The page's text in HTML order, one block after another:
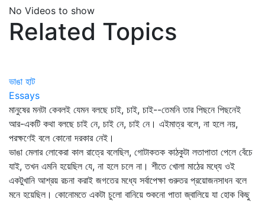
No Videos to show
Related Topics
ভাঙা হাট
Essays
মানুষের মনটা কেবলই যেমন বলছে চাই, চাই, চাই--তেমনি তার পিছনে পিছনেই
আর-একটি কথা বলছে চাই নে, চাই নে, চাই নে। এইমাত্র বলে, না হলে নয়,
পরক্ষণেই বলে কোনো দরকার নেই।
ভাঙা মেলার লোকেরা কাল রাত্রে বলেছিল, গোটাকতক কাঠকুটা লতাপাতা পেলে বেঁচে
যাই, তখন এমনি হয়েছিল যে, না হলে চলে না। শীতে খোলা মাঠের মধ্যে ওই
একটুখানি আশ্রয় রচনা করাই জগতের মধ্যে সর্বাপেক্ষা গুরুতর প্রয়োজনসাধন বলে
মনে হয়েছিল। কোনোমতে একটা চুলো বানিয়ে শুকনো পাতা জ্বালিয়ে যা হোক কিছু